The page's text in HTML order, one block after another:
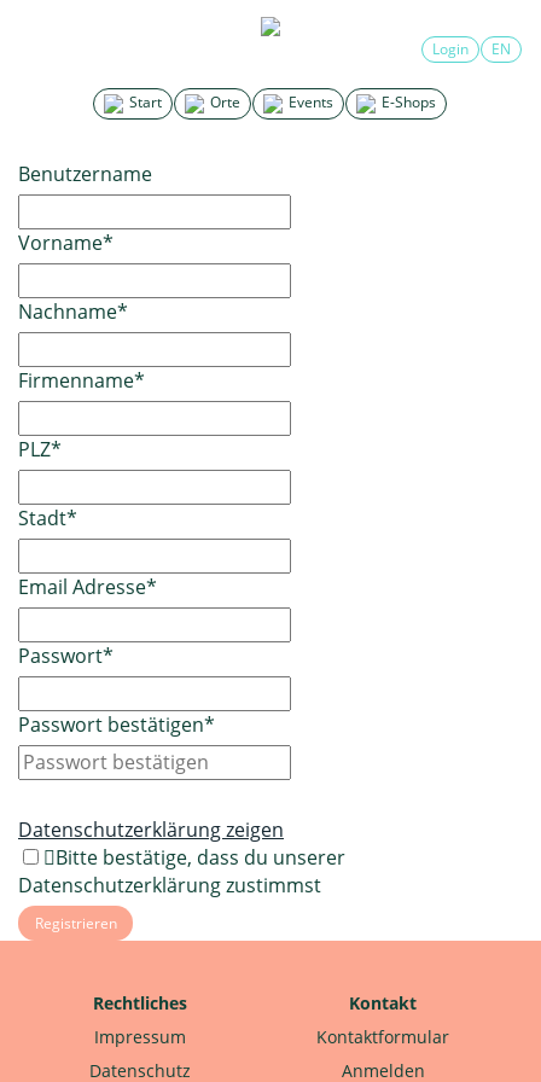
Start Orte Events E-Shops
Login EN
Benutzername
Vorname*
Nachname*
Firmenname*
PLZ*
Stadt*
Email Adresse*
Passwort*
Passwort bestätigen*
Datenschutzerklärung zeigen
Bitte bestätige, dass du unserer
Datenschutzerklärung zustimmst
Rechtliches
Impressum
Datenschutz
Kontakt
Kontaktformular
Anmelden